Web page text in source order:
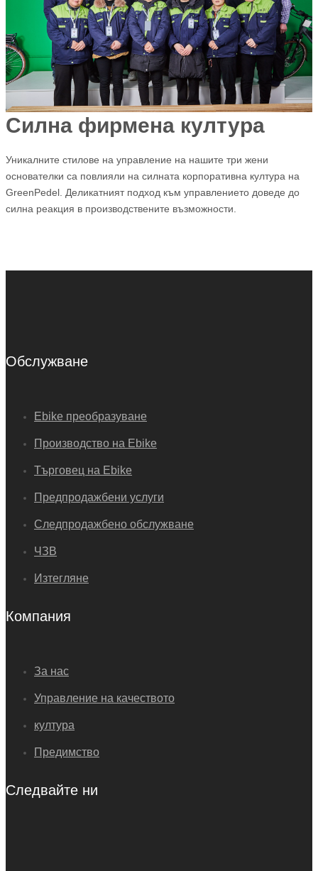
Силна фирмена култура
Уникалните стилове на управление на нашите три жени
основателки са повлияли на силната корпоративна култура на
GreenPedel. Деликатният подход към управлението доведе до
силна реакция в производствените възможности.
Обслужване
Ebike преобразуване
Производство на Ebike
Търговец на Ebike
Предпродажбени услуги
Следпродажбено обслужване
ЧЗВ
Изтегляне
Компания
За нас
Управление на качеството
култура
Предимство
Следвайте ни